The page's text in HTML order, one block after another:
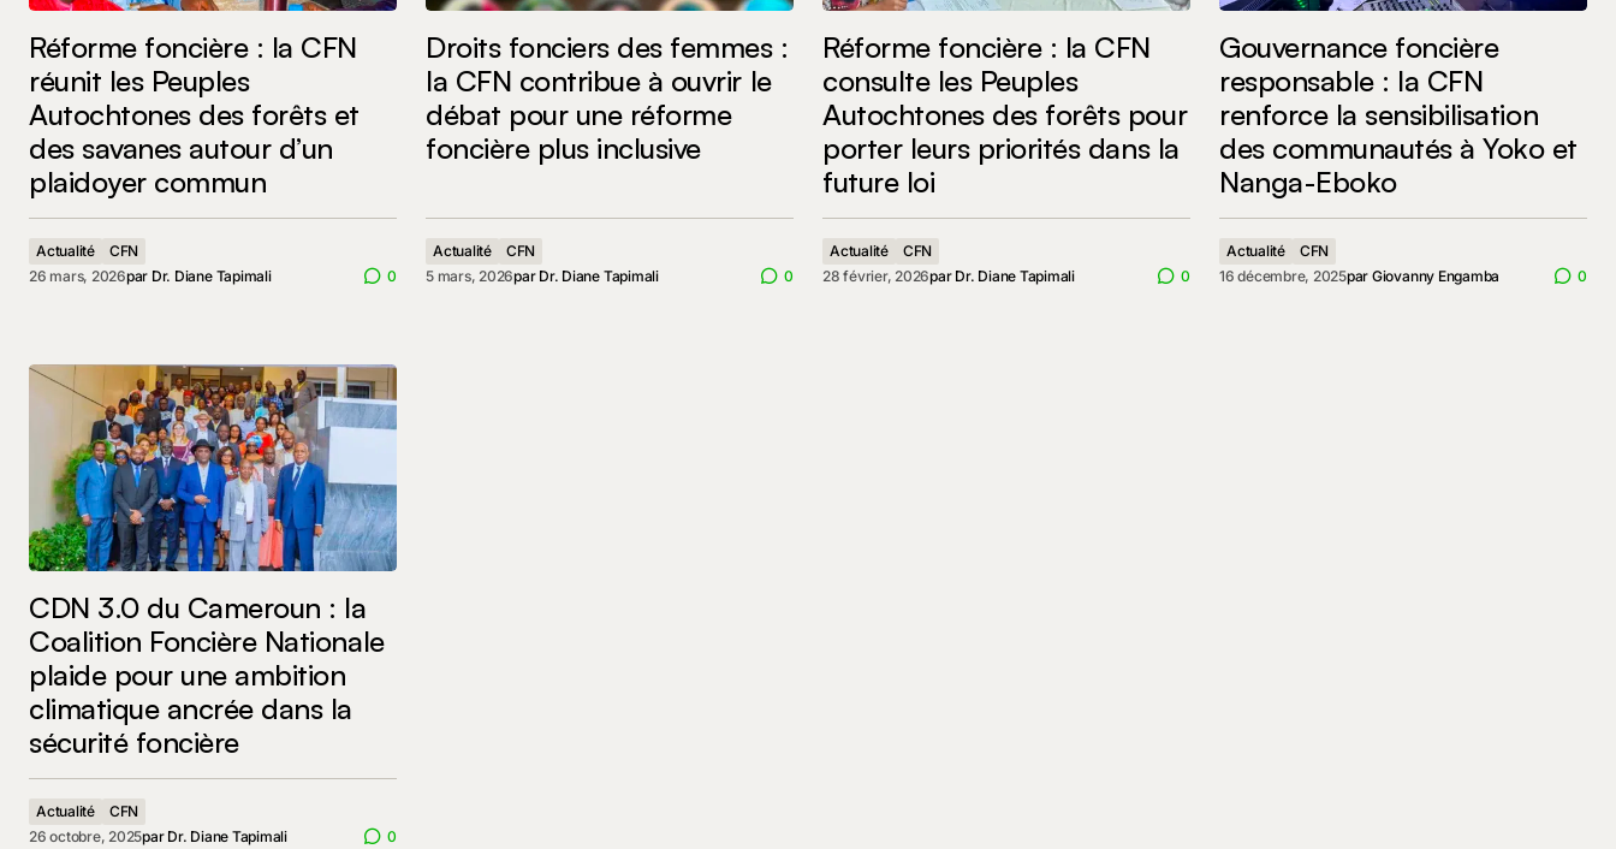
Réforme foncière : la CFN
réunit les Peuples
Autochtones des forêts et
des savanes autour d’un
plaidoyer commun
Actualité
CFN
26 mars, 2026par Dr. Diane Tapimali 0
Droits fonciers des femmes :
la CFN contribue à ouvrir le
débat pour une réforme
foncière plus inclusive
Actualité
CFN
5 mars, 2026par Dr. Diane Tapimali 0
Réforme foncière : la CFN
consulte les Peuples
Autochtones des forêts pour
porter leurs priorités dans la
future loi
Actualité
CFN
28 février, 2026par Dr. Diane Tapimali 0
Gouvernance foncière
responsable : la CFN
renforce la sensibilisation
des communautés à Yoko et
Nanga-Eboko
Actualité
CFN
16 décembre, 2025par Giovanny Engamba 0
CDN 3.0 du Cameroun : la
Coalition Foncière Nationale
plaide pour une ambition
climatique ancrée dans la
sécurité foncière
Actualité
CFN
26 octobre, 2025par Dr. Diane Tapimali 0